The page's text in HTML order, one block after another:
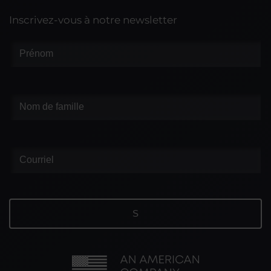
Inscrivez-vous à notre newsletter